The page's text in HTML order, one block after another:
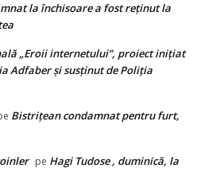
la închisoare a fost reținut la
„Eroii internetului”, proiect inițiat
Adfaber și susținut de Poliția
Bistrițean condamnat pentru furt,
pe Hagi Tudose , duminică, la